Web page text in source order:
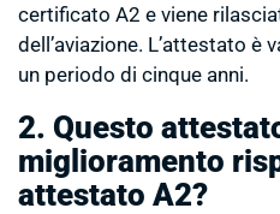
certificato A2 e viene
dell’aviazione. L’attestato è
un periodo di cinque anni.
2. Questo
miglioramento
attestato A2?